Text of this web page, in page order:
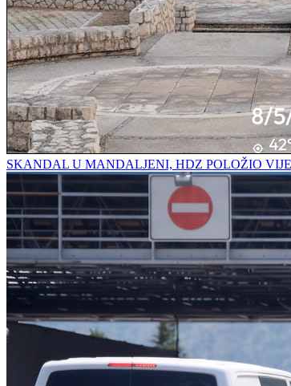
SKANDAL U MANDALJENI, HDZ POLOŽIO